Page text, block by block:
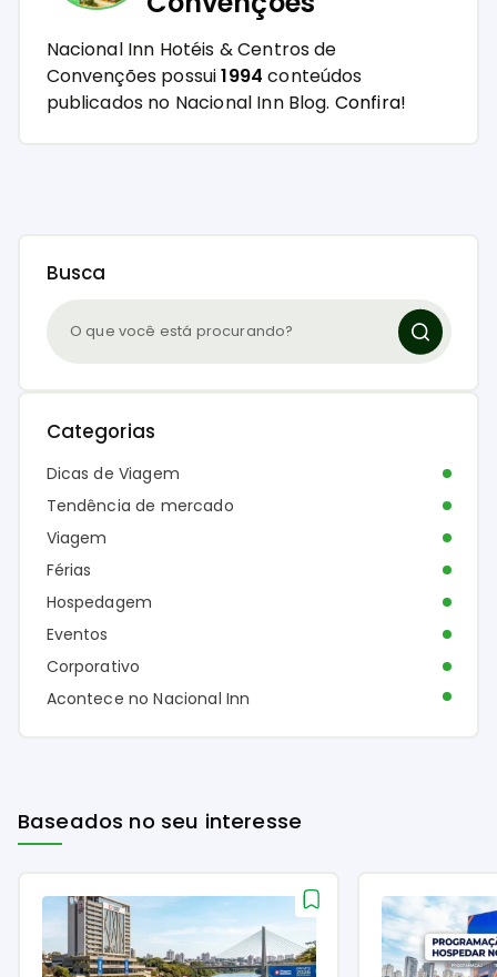
Nacional Inn Hotéis & Centros de
Convenções possui1994 conteúdos
publicados no Nacional Inn Blog. Confira!
Busca
Categorias
Dicas de Viagem
Tendência de mercado
Viagem
Férias
Hospedagem
Eventos
Corporativo
Acontece no Nacional Inn
Baseados no seu interesse